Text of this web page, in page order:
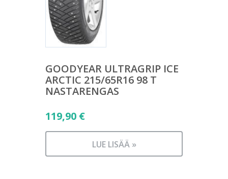
GOODYEAR ULTRAGRIP ICE
ARCTIC 215/65R16 98 T
NASTARENGAS
119,90 €
LUE LISÄÄ »